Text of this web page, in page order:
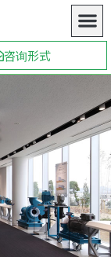
咨询形式